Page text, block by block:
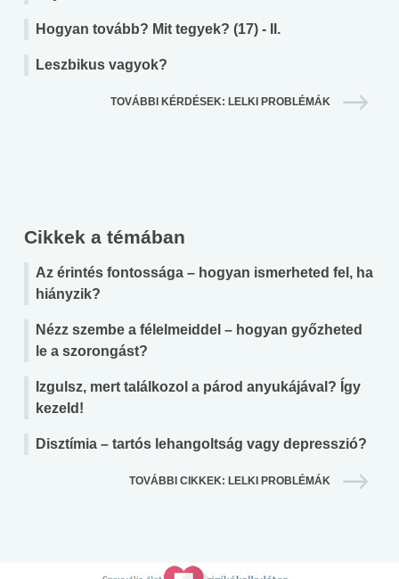
Hogyan tovább? Mit tegyek? (17) - II.
Leszbikus vagyok?
TOVÁBBI KÉRDÉSEK: LELKI PROBLÉMÁK
Cikkek a témában
Az érintés fontossága – hogyan ismerheted fel, ha
hiányzik?
Nézz szembe a félelmeiddel – hogyan győzheted
le a szorongást?
Izgulsz, mert találkozol a párod anyukájával? Így
kezeld!
Disztímia – tartós lehangoltság vagy depresszió?
TOVÁBBI CIKKEK: LELKI PROBLÉMÁK